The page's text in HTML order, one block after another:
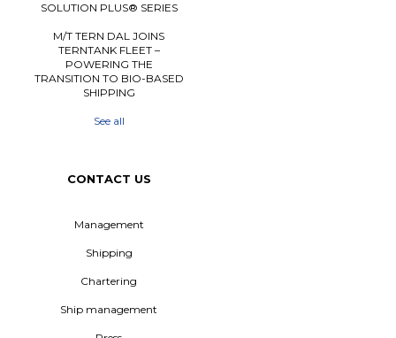
SOLUTION PLUS® SERIES
M/T TERN DAL JOINS
TERNTANK FLEET –
POWERING THE
TRANSITION TO BIO-BASED
SHIPPING
See all
CONTACT US
Management
Shipping
Chartering
Ship management